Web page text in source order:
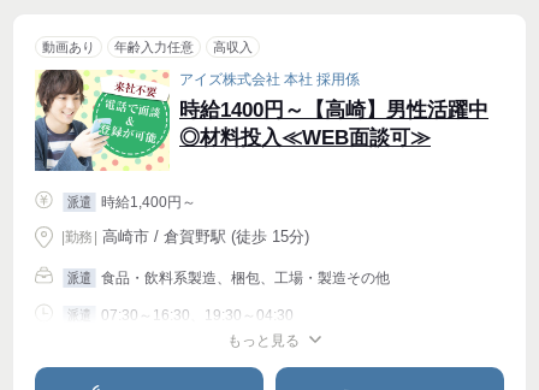
動画あり 年齢入力任意 高収入
アイズ株式会社 本社 採用係
時給1400円～【高崎】男性活躍中
◎材料投入≪WEB面談可≫
派遣 時給1,400円～
|勤務 高崎市 / 倉賀野駅 (徒歩 15分)
派遣 食品・飲料系製造、梱包、工場・製造その他
派遣 07:30～16:30、19:30～04:30
もっと見る